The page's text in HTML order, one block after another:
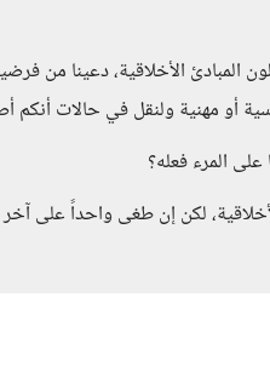
الأخلاقية، دعينا من
أو مهنية ولنقل في حالات أنكم
المرء فعله؟
لكن إن طغى واحداً على آخر